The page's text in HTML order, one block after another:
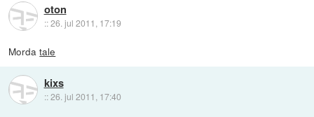
oton
::26. jul 2011, 17:19
Mordatale
kixs
::26. jul 2011, 17:40